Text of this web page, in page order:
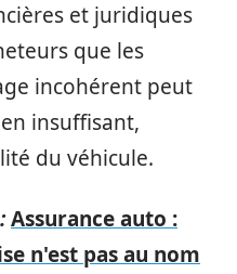
et juridiques
que les
incohérent peut
insuffisant,
du véhicule.
Assurance auto :
n'est pas au nom